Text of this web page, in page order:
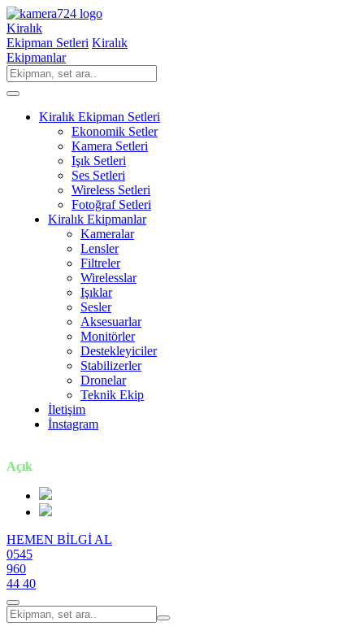
Kiralık
Ekipman Setleri Kiralık
Ekipmanlar
Kiralık Ekipman Setleri
Ekonomik Setler
Kamera Setleri
Işık Setleri
Ses Setleri
Wireless Setleri
Fotoğraf Setleri
Kiralık Ekipmanlar
Kameralar
Lensler
Filtreler
Wirelesslar
Işıklar
Sesler
Aksesuarlar
Monitörler
Destekleyiciler
Stabilizerler
Dronelar
Teknik Ekip
İletişim
İnstagram
Açık
HEMEN BİLGİ AL
0545
960
44 40